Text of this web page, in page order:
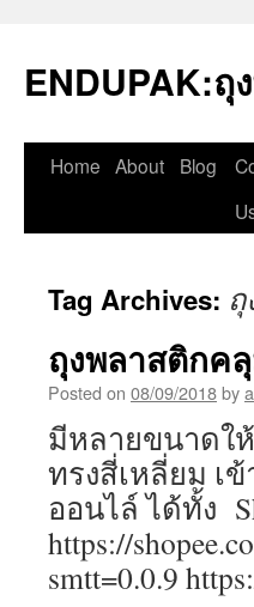
content
ENDUPAK:
Home About Blog
Tag Archives:
ถุงพลาสติกค
Posted on 08/09/2018by
มีหลายขนาดใ
ทรงสี่เหลี่ยม เ
ออนไล์ ได้ทั้ง
https://
smtt=0.0.9